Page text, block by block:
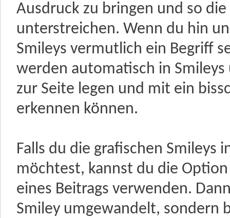
Ausdruck zu bringen und so
unterstreichen. Wenn du hin
Smileys vermutlich ein Begriff
werden automatisch in
zur Seite legen und mit ein
erkennen können.
Falls du die grafischen Smileys
möchtest, kannst du die
eines Beitrags verwenden.
Smiley umgewandelt, sondern